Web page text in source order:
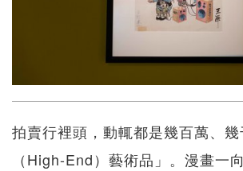
拍賣行裡頭，動輒都是幾百萬、
（High-End）藝術品」。漫畫一